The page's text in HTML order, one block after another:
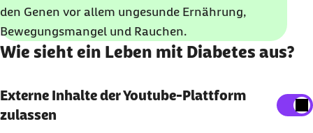
den Genen vor allem ungesunde Ernährung,
Bewegungsmangel und Rauchen.
Wie sieht ein Leben mit Diabetes aus?
Externe Inhalte der Youtube-Plattform anzeigen
Sie können an dieser Stelle einstellen, alle externe
Externe Inhalte der Youtube-Plattform
zulassen